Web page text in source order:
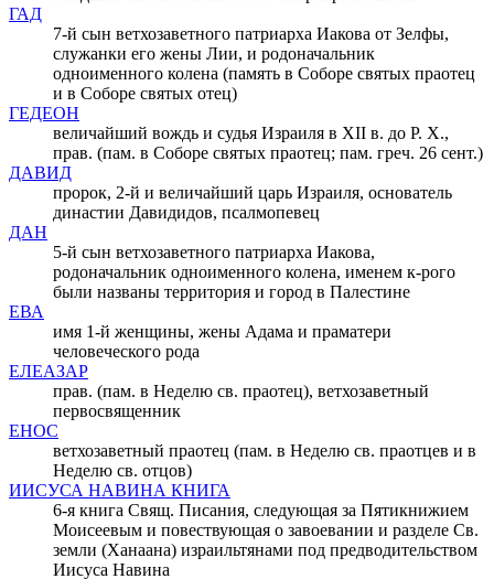
ГАД
7-й cын ветхозаветного патриарха Иакова от Зелфы,
служанки его жены Лии, и родоначальник
одноименного колена (память в Соборе святых праотец
и в Соборе святых отец)
ГЕДЕОН
величайший вождь и судья Израиля в XII в. до Р. Х.,
прав. (пам. в Соборе святых праотец; пам. греч. 26 сент.)
ДАВИД
пророк, 2-й и величайший царь Израиля, основатель
династии Давидидов, псалмопевец
ДАН
5-й сын ветхозаветного патриарха Иакова,
родоначальник одноименного колена, именем к-рого
были названы территория и город в Палестине
ЕВА
имя 1-й женщины, жены Адама и праматери
человеческого рода
ЕЛЕАЗАР
прав. (пам. в Неделю св. праотец), ветхозаветный
первосвященник
ЕНОС
ветхозаветный праотец (пам. в Неделю св. праотцев и в
Неделю св. отцов)
ИИСУСА НАВИНА КНИГА
6-я книга Свящ. Писания, следующая за Пятикнижием
Моисеевым и повествующая о завоевании и разделе Св.
земли (Ханаана) израильтянами под предводительством
Иисуса Навина